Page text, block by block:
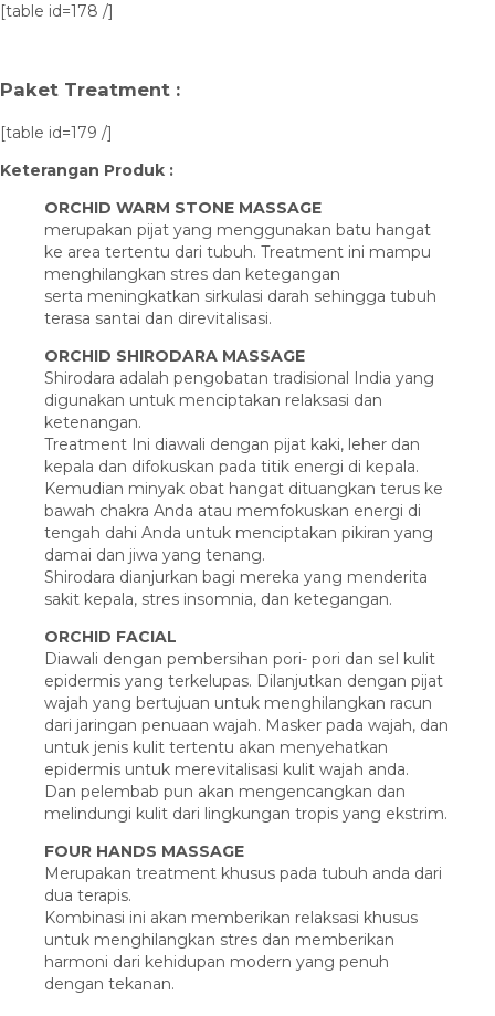
[table id=178 /]
Paket Treatment :
[table id=179 /]
Keterangan Produk :
ORCHID WARM STONE MASSAGE
merupakan pijat yang menggunakan batu hangat
ke area tertentu dari tubuh. Treatment ini mampu
menghilangkan stres dan ketegangan
serta meningkatkan sirkulasi darah sehingga tubuh
terasa santai dan direvitalisasi.
ORCHID SHIRODARA MASSAGE
Shirodara adalah pengobatan tradisional India yang
digunakan untuk menciptakan relaksasi dan
ketenangan.
Treatment Ini diawali dengan pijat kaki, leher dan
kepala dan difokuskan pada titik energi di kepala.
Kemudian minyak obat hangat dituangkan terus ke
bawah chakra Anda atau memfokuskan energi di
tengah dahi Anda untuk menciptakan pikiran yang
damai dan jiwa yang tenang.
Shirodara dianjurkan bagi mereka yang menderita
sakit kepala, stres insomnia, dan ketegangan.
ORCHID FACIAL
Diawali dengan pembersihan pori- pori dan sel kulit
epidermis yang terkelupas. Dilanjutkan dengan pijat
wajah yang bertujuan untuk menghilangkan racun
dari jaringan penuaan wajah. Masker pada wajah, dan
untuk jenis kulit tertentu akan menyehatkan
epidermis untuk merevitalisasi kulit wajah anda.
Dan pelembab pun akan mengencangkan dan
melindungi kulit dari lingkungan tropis yang ekstrim.
FOUR HANDS MASSAGE
Merupakan treatment khusus pada tubuh anda dari
dua terapis.
Kombinasi ini akan memberikan relaksasi khusus
untuk menghilangkan stres dan memberikan
harmoni dari kehidupan modern yang penuh
dengan tekanan.